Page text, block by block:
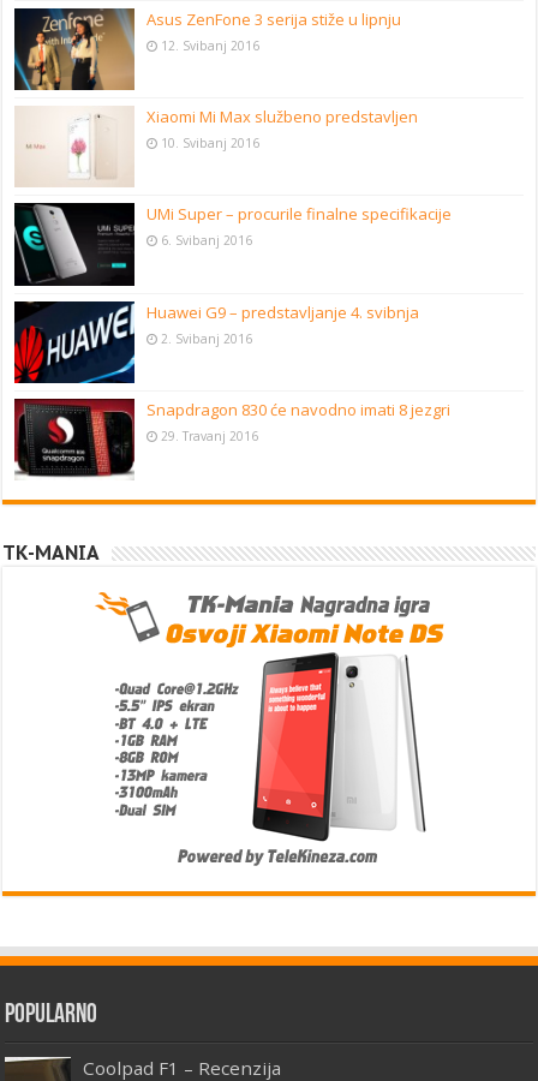
Asus ZenFone 3 serija stiže u lipnju
12. Svibanj 2016
Xiaomi Mi Max službeno predstavljen
10. Svibanj 2016
UMi Super – procurile finalne specifikacije
6. Svibanj 2016
Huawei G9 – predstavljanje 4. svibnja
2. Svibanj 2016
Snapdragon 830 će navodno imati 8 jezgri
29. Travanj 2016
TK-MANIA
Popularno
Coolpad F1 – Recenzija